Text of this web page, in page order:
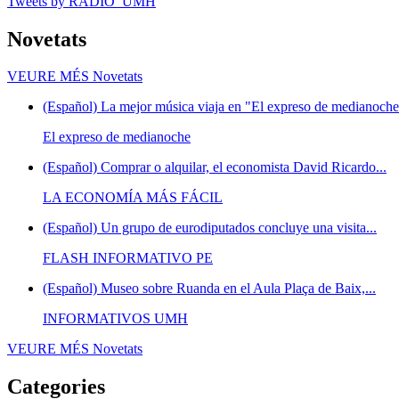
Novetats
VEURE MÉS Novetats
(Español) La mejor música viaja en "El expreso de
El expreso de medianoche
(Español) Comprar o alquilar, el economista David Ricardo...
LA ECONOMÍA MÁS FÁCIL
(Español) Un grupo de eurodiputados concluye una visita...
FLASH INFORMATIVO PE
(Español) Museo sobre Ruanda en el Aula Plaça de Baix,...
INFORMATIVOS UMH
VEURE MÉS Novetats
Categories